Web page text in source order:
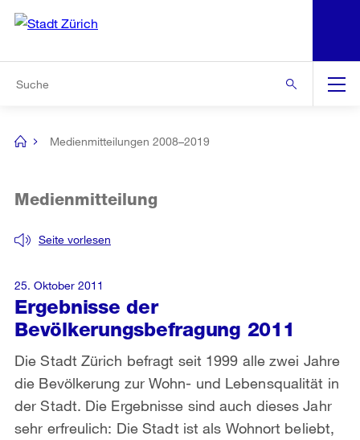
Navigation
[no
Medienmitteilungen 2008–2019
Ergebnisse der
Bevölkerungsbefragung 2011
Seite vorlesen
Medienmitteilung
Die Stadt Zürich befragt seit 1999 alle zwei Jahre
die Bevölkerung zur Wohn- und Lebensqualität in
der Stadt. Die Ergebnisse sind auch dieses Jahr
sehr erfreulich: Die Stadt ist als Wohnort beliebt,
25. Oktober 2011